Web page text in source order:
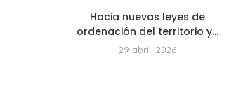
Hacia nuevas leyes de
ordenación del territorio y...
29 abril, 2026